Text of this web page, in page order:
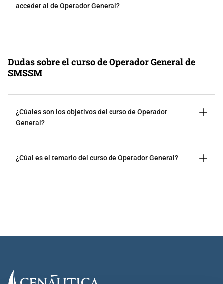
acceder al de Operador General?
Dudas sobre el curso de Operador General de
SMSSM
¿Cúales son los objetivos del curso de Operador
General?
¿Cúal es el temario del curso de Operador General?